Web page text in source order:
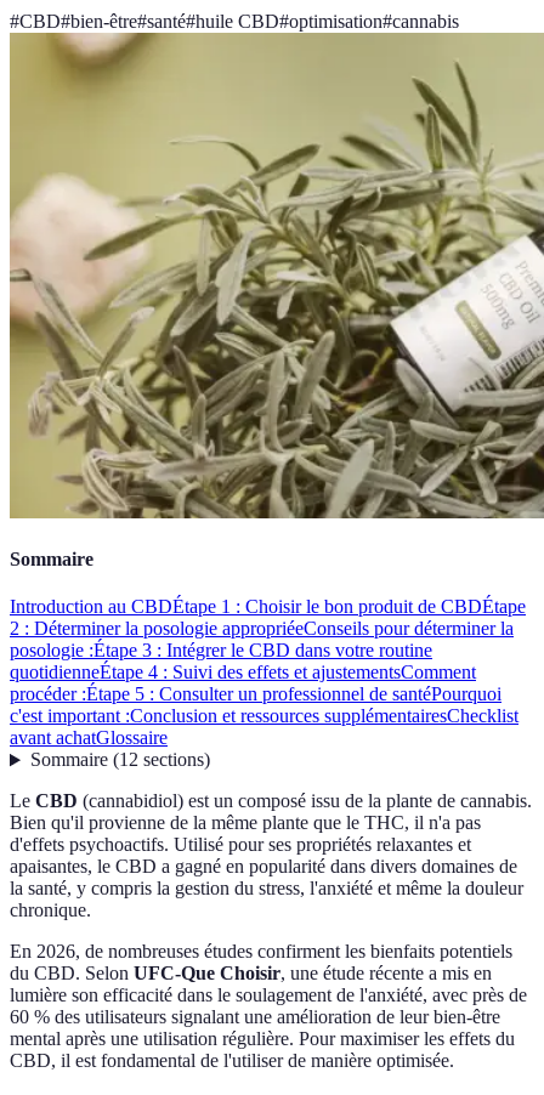
#CBD#bien-être#santé#huile CBD#optimisation#cannabis
Sommaire
Introduction au CBDÉtape 1 : Choisir le bon produit de CBDÉtape
2 : Déterminer la posologie appropriéeConseils pour déterminer la
posologie :Étape 3 : Intégrer le CBD dans votre routine
quotidienneÉtape 4 : Suivi des effets et ajustementsComment
procéder :Étape 5 : Consulter un professionnel de santéPourquoi
c'est important :Conclusion et ressources supplémentairesChecklist
avant achatGlossaire
Sommaire(12 sections)
Le CBD (cannabidiol) est un composé issu de la plante de cannabis.
Bien qu'il provienne de la même plante que le THC, il n'a pas
d'effets psychoactifs. Utilisé pour ses propriétés relaxantes et
apaisantes, le CBD a gagné en popularité dans divers domaines de
la santé, y compris la gestion du stress, l'anxiété et même la douleur
chronique.
En 2026, de nombreuses études confirment les bienfaits potentiels
du CBD. Selon UFC-Que Choisir, une étude récente a mis en
lumière son efficacité dans le soulagement de l'anxiété, avec près de
60 % des utilisateurs signalant une amélioration de leur bien-être
mental après une utilisation régulière. Pour maximiser les effets du
CBD, il est fondamental de l'utiliser de manière optimisée.